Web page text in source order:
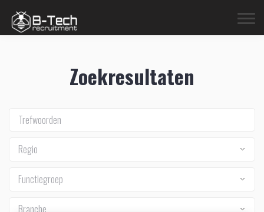
Zoekresultaten
Regio
Functiegroep
Branche